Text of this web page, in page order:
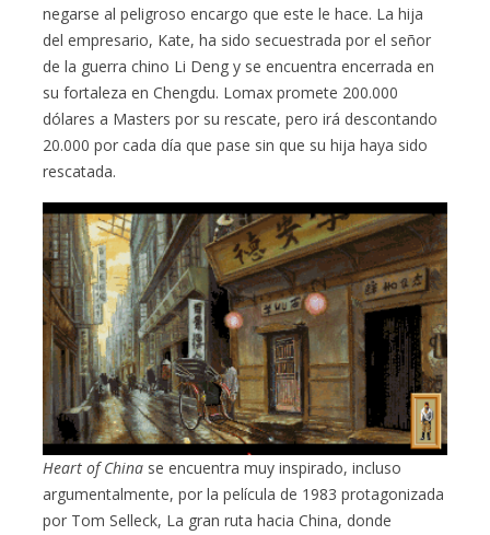
negarse al peligroso encargo que este le hace. La hija
del empresario, Kate, ha sido secuestrada por el señor
de la guerra chino Li Deng y se encuentra encerrada en
su fortaleza en Chengdu. Lomax promete 200.000
dólares a Masters por su rescate, pero irá descontando
20.000 por cada día que pase sin que su hija haya sido
rescatada.
Heart of China se encuentra muy inspirado, incluso
argumentalmente, por la película de 1983 protagonizada
por Tom Selleck, La gran ruta hacia China, donde